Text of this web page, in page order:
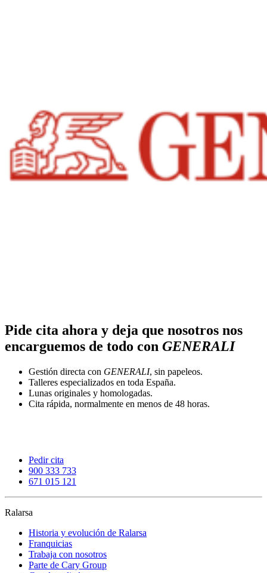
Pide cita ahora y deja que nosotros nos
encarguemos de todo con GENERALI
Gestión directa con GENERALI, sin papeleos.
Talleres especializados en toda España.
Lunas originales y homologadas.
Cita rápida, normalmente en menos de 48 horas.
Pedir cita
900 333 733
671 015 121
Ralarsa
Historia y evolución de Ralarsa
Franquicias
Trabaja con nosotros
Parte de Cary Group